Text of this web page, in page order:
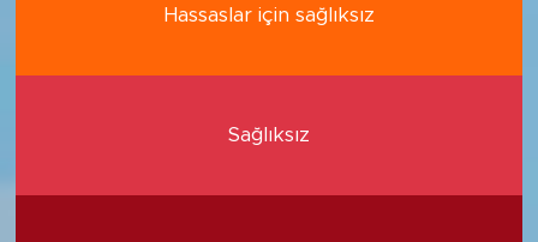
Hassaslar için sağlıksız
Sağlıksız